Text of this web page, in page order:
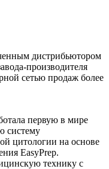
дистрибьютором
производителя
сетью продаж более
первую в мире
систему
цитологии на основе
EasyPrep.
технику с